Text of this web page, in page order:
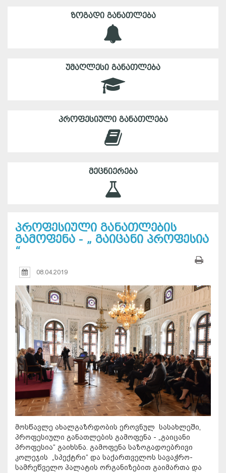
ᲖᲝᲒᲐᲓᲘ ᲒᲐᲜᲐᲗᲚᲔᲑᲐ
ᲣᲛᲐᲦᲚᲔᲡᲘ ᲒᲐᲜᲐᲗᲚᲔᲑᲐ
ᲞᲠᲝᲤᲔᲡᲘᲣᲚᲘ ᲒᲐᲜᲐᲗᲚᲔᲑᲐ
ᲛᲔᲪᲜᲘᲔᲠᲔᲑᲐ
პროფესიული განათლების
გამოფენა - „ გაიცანი პროფესია
“
08.04.2019
მოსწავლე ახალგაზრდობის ეროვნულ სასახლეში,
პროფესიული განათლების გამოფენა - „გაიცანი
პროფესია“ გაიხსნა. გამოფენა საზოგადოებრივი
კოლეჯის „სპექტრი“ და საქართველოს სავაჭრო-
სამრეწველო პალატის ორგანიზებით გაიმართა და